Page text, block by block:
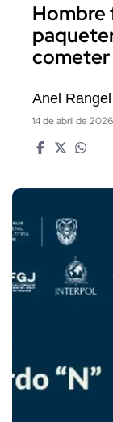
Hombre
cometer
Anel Rangel
14 de abril de 2026